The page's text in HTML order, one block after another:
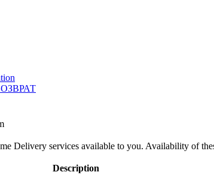
Delivery services available to you. Availability of
Description